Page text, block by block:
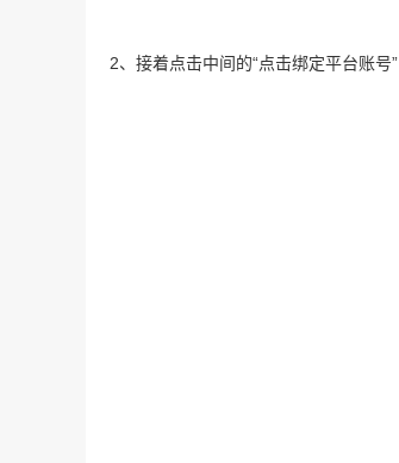
2、接着点击中间的“点击绑定平台账号”